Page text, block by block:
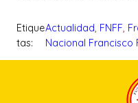
Etique
tas:
Actualidad FNFF
Nacional Francisco